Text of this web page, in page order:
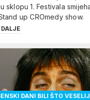
sklopu 1. Festivala
up CROmedy show.
DANI BILI ŠTO